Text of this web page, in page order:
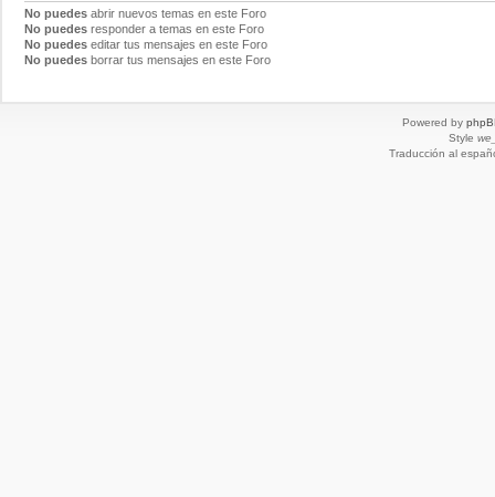
No puedes abrir nuevos temas en este Foro
No puedes responder a temas en este Foro
No puedes editar tus mensajes en este Foro
No puedes borrar tus mensajes en este Foro
Powered by
Style
Traducción al